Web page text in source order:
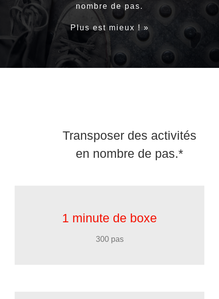
nombre de pas.
Plus est mieux ! »
Transposer des activités
en nombre de pas.*
1 minute de boxe
300 pas